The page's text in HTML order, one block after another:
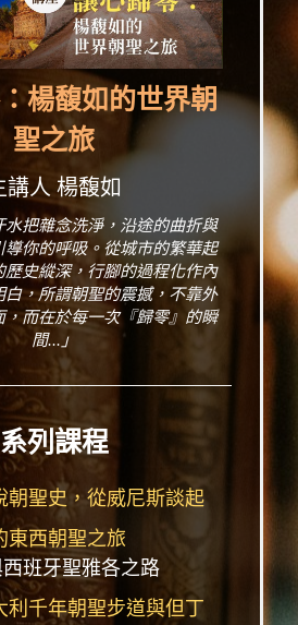
楊馥如的世界朝
聖之旅
講人 楊馥如
水把雜念洗淨，沿途的曲折與
導你的呼吸。從城市的繁華起
歷史縱深，行腳的過程化作內
白，所謂朝聖的震撼，不靠外
，而在於每一次『歸零』的瞬
間...」
系列課程
朝聖史，從威尼斯談起
東西朝聖之旅
班牙聖雅各之路
利千年朝聖步道與但丁